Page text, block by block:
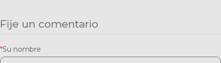
Fije un comentario
*Su nombre